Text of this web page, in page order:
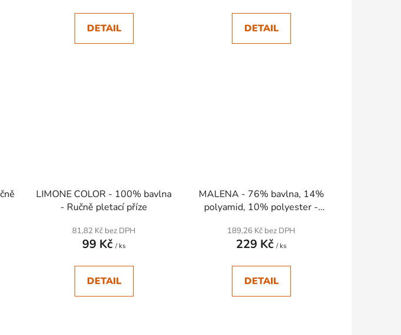
DETAIL DETAIL
LIMONE COLOR - 100% bavlna
- Ručně pletací příze
81,82 Kč bez DPH
99 Kč/ ks
DETAIL
MALENA - 76% bavlna, 14%
polyamid, 10% polyester -
189,26 Kč bez DPH
229 Kč/ ks
DETAIL